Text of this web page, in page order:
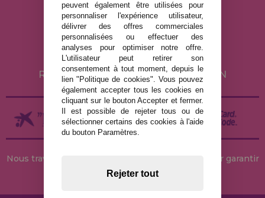
MENTIONS LÉGALES
POLITIQUE DE CONFIDENTIALITÉ
POLITIQUE DE COOKIES
LIVRAISON ET RETOUR
RETOURS / DROIT DE RÉTRACTATION
Nous travaillons avec des stocks permanents pour garantir
des livraisons rapides
peuvent également être utilisées pour
personnaliser l'expérience utilisateur,
délivrer des offres commerciales
personnalisées ou effectuer des
analyses pour optimiser notre offre.
L'utilisateur peut retirer son
consentement à tout moment, depuis le
lien "Politique de cookies". Vous pouvez
également accepter tous les cookies en
cliquant sur le bouton Accepter et fermer.
Il est possible de rejeter tous ou de
sélectionner certains des cookies à l'aide
du bouton Paramètres.
Rejeter tout